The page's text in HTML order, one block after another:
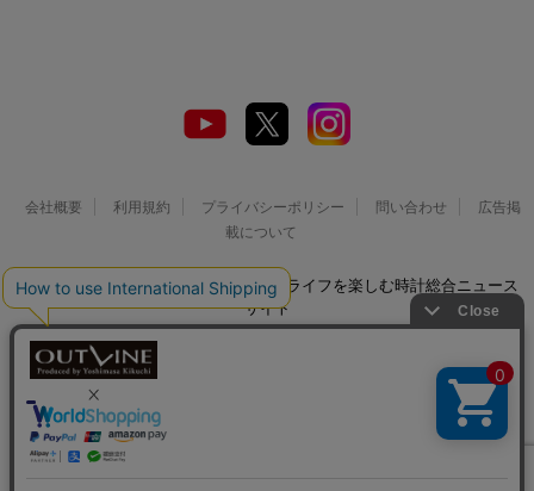
会社概要 利用規約 プライバシーポリシー 問い合わせ
広告掲
載について
© 2026 Watch LIFE NEWS｜ウオッチライフを楽しむ時計総合ニュース
サイト